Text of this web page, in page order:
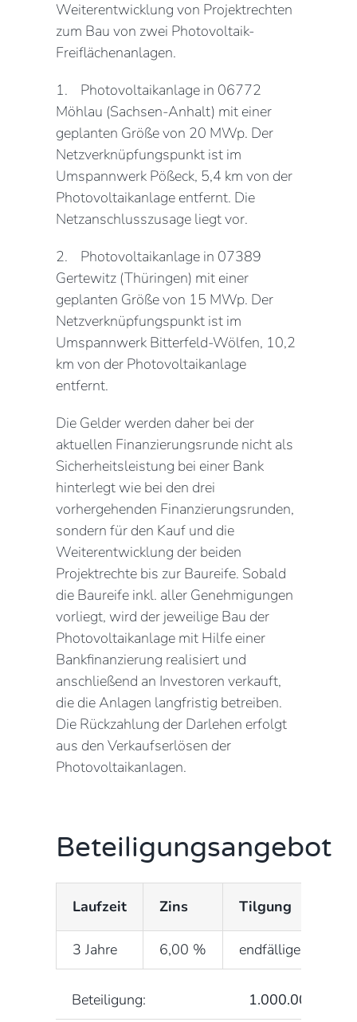
Weiterentwicklung von Projektrechten
zum Bau von zwei Photovoltaik-
Freiflächenanlagen.
1. Photovoltaikanlage in 06772
Möhlau (Sachsen-Anhalt) mit einer
geplanten Größe von 20 MWp. Der
Netzverknüpfungspunkt ist im
Umspannwerk Pößeck, 5,4 km von der
Photovoltaikanlage entfernt. Die
Netzanschlusszusage liegt vor.
2. Photovoltaikanlage in 07389
Gertewitz (Thüringen) mit einer
geplanten Größe von 15 MWp. Der
Netzverknüpfungspunkt ist im
Umspannwerk Bitterfeld-Wölfen, 10,2
km von der Photovoltaikanlage
entfernt.
Die Gelder werden daher bei der
aktuellen Finanzierungsrunde nicht als
Sicherheitsleistung bei einer Bank
hinterlegt wie bei den drei
vorhergehenden Finanzierungsrunden,
sondern für den Kauf und die
Weiterentwicklung der beiden
Projektrechte bis zur Baureife. Sobald
die Baureife inkl. aller Genehmigungen
vorliegt, wird der jeweilige Bau der
Photovoltaikanlage mit Hilfe einer
Bankfinanzierung realisiert und
anschließend an Investoren verkauft,
die die Anlagen langfristig betreiben.
Die Rückzahlung der Darlehen erfolgt
aus den Verkaufserlösen der
Photovoltaikanlagen.
Beteiligungsangebot
Laufzeit Zins Tilgung
3 Jahre 6,00 % endfälliges
Beteiligung:
1.000.000 EUR